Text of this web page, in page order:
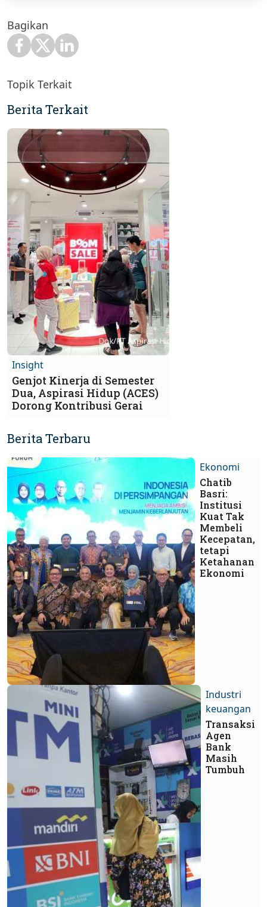
Bagikan
Topik Terkait
Berita Terkait
Insight
Genjot Kinerja di Semester
Dua, Aspirasi Hidup (ACES)
Dorong Kontribusi Gerai
Berita Terbaru
Ekonomi
Chatib
Basri:
Institusi
Kuat Tak
Membeli
Kecepatan,
tetapi
Ketahanan
Ekonomi
Industri
keuangan
Transaksi
Agen
Bank
Masih
Tumbuh